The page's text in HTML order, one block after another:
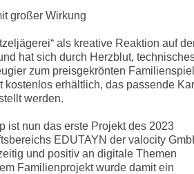
großer Wirkung
als kreative Reaktion auf
hat sich durch Herzblut,
zum preisgekrönten Familienspiel
kostenlos erhältlich, das passende
werden.
ist nun das erste Projekt des 2023
EDUTAYN der valocity
und positiv an digitale Themen
Familienprojekt wurde damit ein